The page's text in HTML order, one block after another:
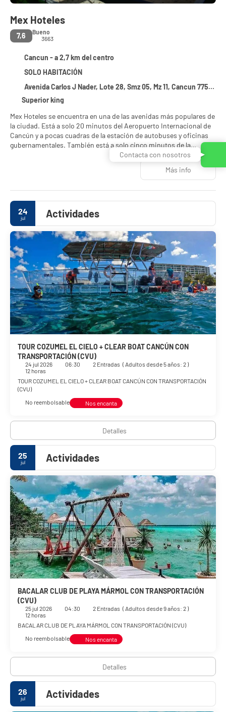
Mex Hoteles
7,6
Bueno
3663
Cancun - a 2,7 km del centro
SOLO HABITACIÓN
Avenida Carlos J Nader, Lote 28, Smz 05, Mz 11, Cancun 77500
Superior king
Mex Hoteles se encuentra en una de las avenidas más populares de
la ciudad. Está a solo 20 minutos del Aeropuerto Internacional de
Cancún y a pocas cuadras de la estación de autobuses y oficinas
gubernamentales. También está a solo cinco minutos de la
principal Zona Hotelera y de las playas públicas, y a 20 minutos del
Centro Internacional de Convenciones de Cancún. El hotel está
rodeado de restaurantes, boutiques y bares, y se encuentra a poca
Cancún y Puerto Juárez, desde donde puedes tomar un ferry para
visitar Isla Mujeres e Isla Blanca. Nuestro hotel cuenta con 110
habitaciones, centro de negocios, restaurante, Sky bar, gimnasio,
piscina, un salón de eventos con capacidad para 100 personas y 4
salas de reuniones. La nueva ley antitabaco prohíbe fumar en
todas las áreas de nuestro hotel. Ten en cuenta que se pueden
aplicar sanciones económicas o la expulsión del hotel.
Más info
24
jul Actividades
TOUR COZUMEL EL CIELO + CLEAR BOAT CANCÚN CON
TRANSPORTACIÓN (CVU)
24 jul 2026 06:30 2 Entradas ( Adultos desde 5 años: 2 )
12 horas
TOUR COZUMEL EL CIELO + CLEAR BOAT CANCÚN CON TRANSPORTACIÓN
(CVU)
No reembolsable
Nos encanta
Detalles
25
jul Actividades
BACALAR CLUB DE PLAYA MÁRMOL CON TRANSPORTACIÓN
(CVU)
25 jul 2026 04:30 2 Entradas ( Adultos desde 9 años: 2 )
12 horas
BACALAR CLUB DE PLAYA MÁRMOL CON TRANSPORTACIÓN (CVU)
No reembolsable
Nos encanta
Detalles
26
jul Actividades
Contacta con nosotros